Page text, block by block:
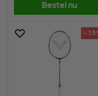
Bestel nu
-